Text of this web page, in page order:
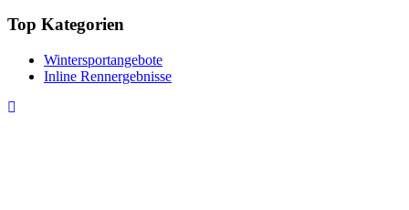
Top Kategorien
Wintersportangebote
Inline Rennergebnisse